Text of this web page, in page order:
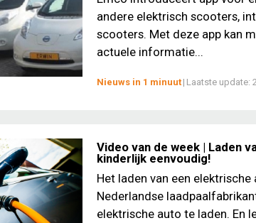
andere elektrisch scooters,
scooters. Met deze app kan
actuele informatie...
Nieuws in 1 minuut | Laatste update:
Video van de week | Laden
kinderlijk eenvoudig!
Het laden van een
Nederlandse
elektrische auto te laden. En